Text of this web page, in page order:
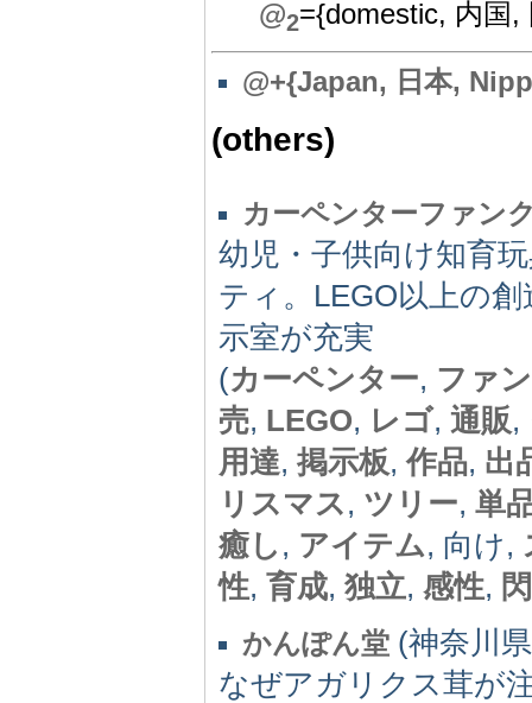
@2={domestic, 内国,
@+{Japan, 日本,
(others)
カーペンターファン
幼児・子供向け知育
ティ。LEGO以上の
示室が充実
(カーペンター, ファン
売, LEGO, レゴ, 通販,
用達, 掲示板,作品, 出
リスマス, ツリー, 単
癒し , アイテム, 向け,
性, 育成, 独立, 感性,
かんぽん堂 (神奈川
なぜアガリクス茸が